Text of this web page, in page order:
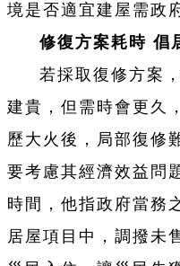
境是否適宜建屋需政
修復方案耗時 倡
若採取復修方案
建貴，但需時會更久
歷大火後，局部復修
要考慮其經濟效益問
時間，他指政府當務
居屋項目中，調撥未